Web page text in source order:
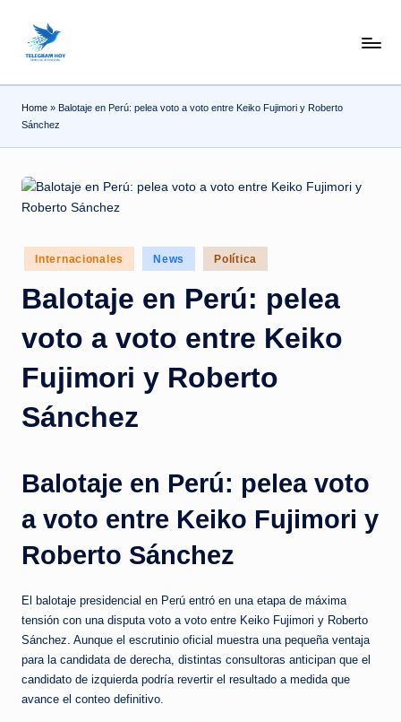
N
o
T
i
T
e
|
o
ti
c
a
a
l
i
n
s
t
a
Home » Balotaje en Perú: pelea voto a voto entre Keiko Fujimori y Roberto
Sánchez
Posted
in
Internacionales News Política
Balotaje en Perú: pelea
voto a voto entre Keiko
Fujimori y Roberto
Sánchez
Balotaje en Perú: pelea voto
a voto entre Keiko Fujimori y
Roberto Sánchez
El balotaje presidencial en Perú entró en una etapa de máxima
tensión con una disputa voto a voto entre Keiko Fujimori y Roberto
Sánchez. Aunque el escrutinio oficial muestra una pequeña ventaja
para la candidata de derecha, distintas consultoras anticipan que el
candidato de izquierda podría revertir el resultado a medida que
avance el conteo definitivo.